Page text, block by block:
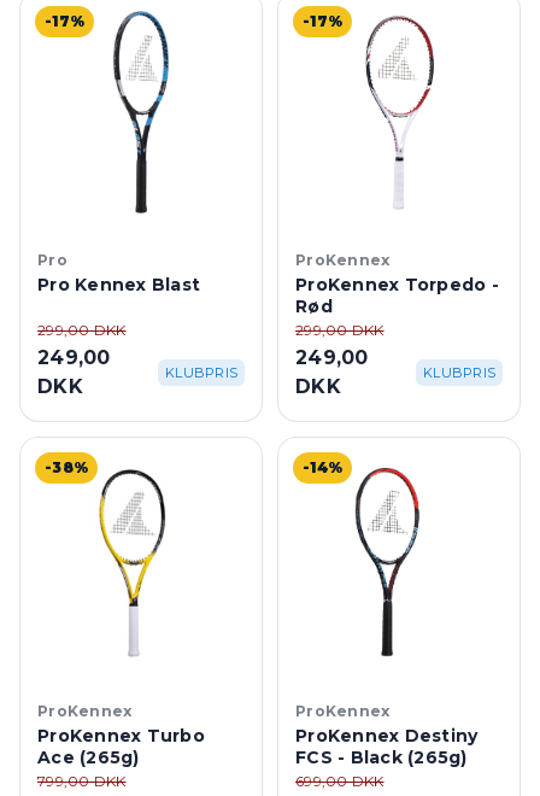
-17%
Pro
Pro Kennex Blast
299,00 DKK
249,00
DKK
KLUBPRIS
-17%
ProKennex
ProKennex Torpedo -
Rød
299,00 DKK
249,00
DKK
KLUBPRIS
-38%
ProKennex
ProKennex Turbo
Ace (265g)
799,00 DKK
-14%
ProKennex
ProKennex Destiny
FCS - Black (265g)
699,00 DKK